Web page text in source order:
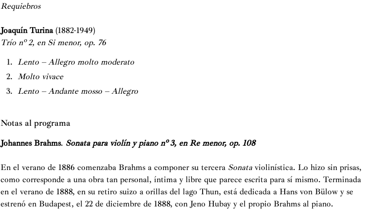
Requiebros
Joaquín Turina(1882-1949)
Trío nº 2, en Si menor, op. 76
Lento – Allegro molto moderato
Molto vivace
Lento – Andante mosso – Allegro
Notas al programa
Johannes Brahms. Sonata para violín y piano nº 3, en Re menor, op. 108
En el verano de 1886 comenzaba Brahms a componer su tercera Sonata violinística. Lo hizo sin prisas,
como corresponde a una obra tan personal, íntima y libre que parece escrita para sí mismo. Terminada
en el verano de 1888, en su retiro suizo a orillas del lago Thun, está dedicada a Hans von Bülow y se
estrenó en Budapest, el 22 de diciembre de 1888, con Jeno Hubay y el propio Brahms al piano.